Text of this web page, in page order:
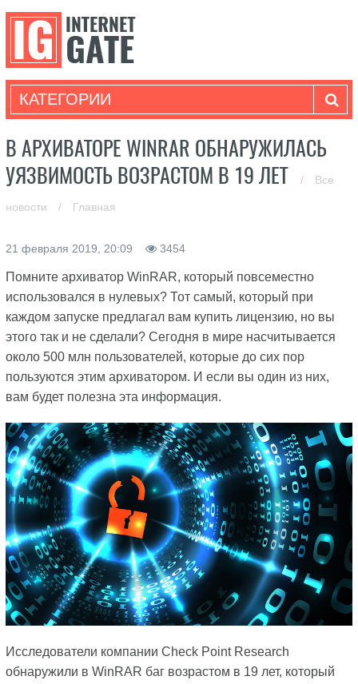
КАТЕГОРИИ
В АРХИВАТОРЕ WINRAR ОБНАРУЖИЛАСЬ
УЯЗВИМОСТЬ ВОЗРАСТОМ В 19 ЛЕТ
/ Все
новости / Главная
21 февраля 2019, 20:09 3454
Помните архиватор WinRAR, который повсеместно
использовался в нулевых? Тот самый, который при
каждом запуске предлагал вам купить лицензию, но вы
этого так и не сделали? Сегодня в мире насчитывается
около 500 млн пользователей, которые до сих пор
пользуются этим архиватором. И если вы один из них,
вам будет полезна эта информация.
Исследователи компании Check Point Research
обнаружили в WinRAR баг возрастом в 19 лет, который